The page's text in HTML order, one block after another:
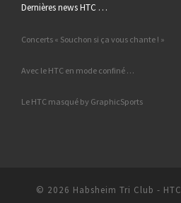
Dernières news HTC …
Concerts « Souchon si ça vous chante ! »
Avec le HTC en mode confiné …
Le HTC masqué by GraphicSports
© 2026 Habsheim Tri Club - HTC